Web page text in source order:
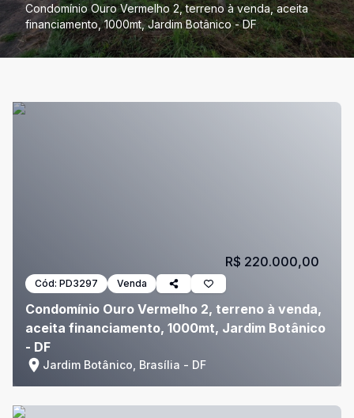
Condomínio Ouro Vermelho 2, terreno à venda, aceita
financiamento, 1000mt, Jardim Botânico - DF
Cód: PD3297 Venda
Condomínio Ouro Vermelho 2, terreno à venda,
aceita financiamento, 1000mt, Jardim Botânico
- DF
Jardim Botânico, Brasília - DF
R$ 220.000,00